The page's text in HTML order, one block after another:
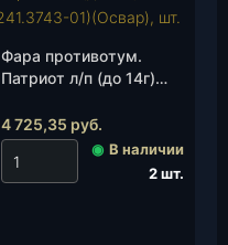
Фара противотум.
Патриот л/п (до 14г)
шт.
4 725,35 руб.
◉ В наличии
2 шт.